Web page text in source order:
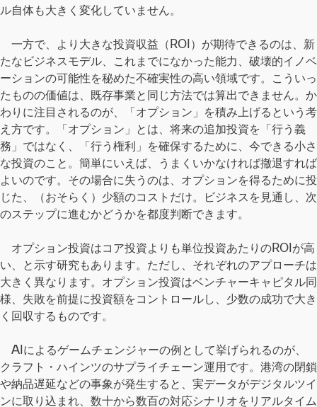
ル自体も大きく変化していません。
一方で、より大きな投資収益（ROI）が期待できるのは、新
たなビジネスモデル、これまでになかった能力、破壊的イノベ
ーションの可能性を秘めた不確実性の高い領域です。こういっ
たものの価値は、既存事業と同じ方法では算出できません。か
わりに注目されるのが、「オプション」を積み上げるという考
え方です。「オプション」とは、将来の追加投資を「行う義
務」ではなく、「行う権利」を確保するために、今できる小さ
な投資のこと。簡単にいえば、うまくいかなければ撤退すれば
よいのです。その場合に失うのは、オプションを得るために投
じた、（おそらく）少額のコストだけ。ビジネスを見通し、次
のステップに進むかどうかを都度判断できます。
オプション投資はコア投資よりも単位投資あたりのROIが高
い、と示す研究もあります。ただし、それぞれのアプローチは
大きく異なります。オプション投資はベンチャーキャピタル同
様、失敗を前提に投資額をコントロールし、少数の成功で大き
く回収するものです。
AIによるゲームチェンジャーの例として挙げられるのが、
クラフト・ハインツのサプライチェーン運用です。港湾の閉鎖
や納品遅延などの事象が発生すると、実データがデジタルツイ
ンに取り込まれ、数十から数百の対応シナリオをリアルタイム